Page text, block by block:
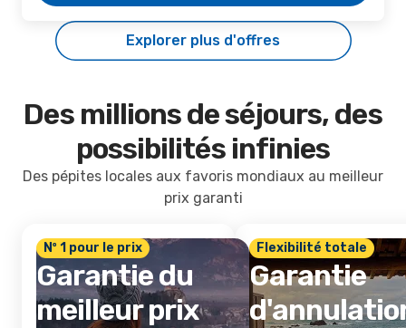
Explorer plus d'offres
Des millions de séjours, des
possibilités infinies
Des pépites locales aux favoris mondiaux au meilleur
prix garanti
Nº 1 pour le prix
Garantie du
meilleur prix
Flexibilité totale
Garantie